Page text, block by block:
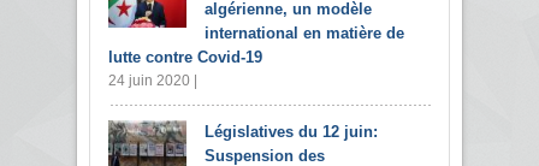
algérienne, un modèle
international en matière de
lutte contre Covid-19
24 juin 2020 |
Législatives du 12 juin:
Suspension des